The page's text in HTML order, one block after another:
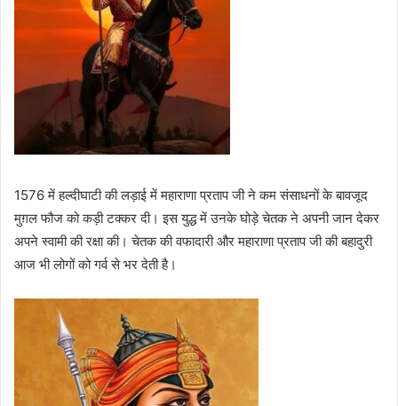
1576 में हल्दीघाटी की लड़ाई में महाराणा प्रताप जी ने कम संसाधनों के बावजूद
मुग़ल फौज को कड़ी टक्कर दी। इस युद्ध में उनके घोड़े चेतक ने अपनी जान देकर
अपने स्वामी की रक्षा की। चेतक की वफादारी और महाराणा प्रताप जी की बहादुरी
आज भी लोगों को गर्व से भर देती है।